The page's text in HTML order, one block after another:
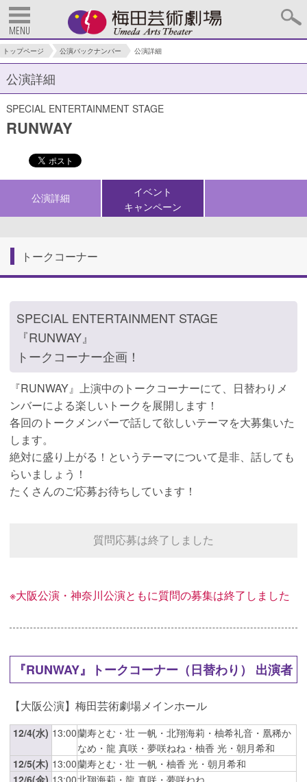
MENU
トップページ 公演バックナンバー 公演詳細
公演詳細
SPECIAL ENTERTAINMENT STAGE
RUNWAY
公演詳細
イベント
キャンペーン
トークコーナー
SPECIAL ENTERTAINMENT STAGE
『RUNWAY』
トークコーナー企画！
『RUNWAY』上演中のトークコーナーにて、日替わりメ
ンバーによる楽しいトークを展開します！
各回のトークメンバーで話して欲しいテーマを大募集いた
します。
絶対に盛り上がる！というテーマについて是非、話しても
らいましょう！
たくさんのご応募お待ちしています！
質問応募は終了しました
※大阪公演・神奈川公演ともに質問の募集は終了しました
『RUNWAY』トークコーナー（日替わり） 出演者
【大阪公演】梅田芸術劇場メインホール
12/4(水) 13:00蘭寿とむ・壮 一帆・北翔海莉・柚希礼音・凰稀か
なめ・龍 真咲・夢咲ねね・柚香 光・朝月希和
12/5(木) 13:00蘭寿とむ・壮 一帆・柚香 光・朝月希和